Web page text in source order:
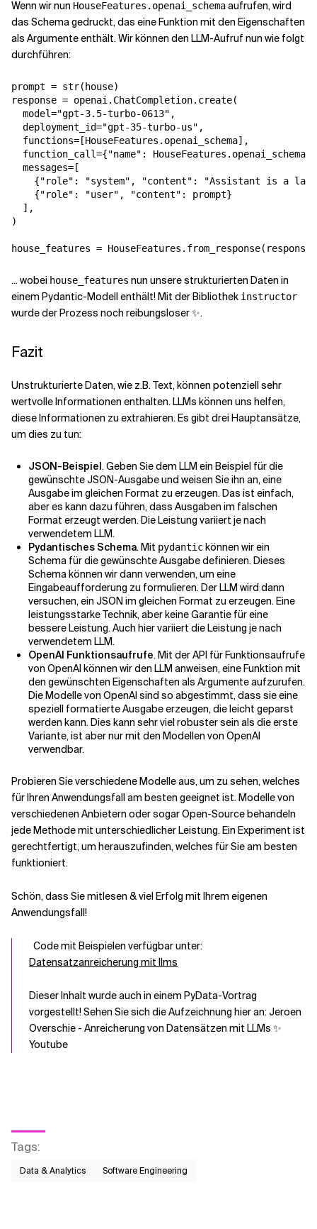
Wenn wir nun HouseFeatures.openai_schemaaufrufen, wird
das Schema gedruckt, das eine Funktion mit den Eigenschaften
als Argumente enthält. Wir können den LLM-Aufruf nun wie folgt
durchführen:
prompt = str(house)
response = openai.ChatCompletion.create(
  model="gpt-3.5-turbo-0613",
  deployment_id="gpt-35-turbo-us",
  functions=[HouseFeatures.openai_schema],
function_call={"name":
  messages=[
{"role": "system", "content": "Assistant is a
    {"role": "user", "content": prompt}
  ],
)
... wobei house_features nun unsere strukturierten Daten in
einem Pydantic-Modell enthält! Mit der Bibliothek instructor
wurde der Prozess noch reibungsloser ✨.
Fazit
Unstrukturierte Daten, wie z.B. Text, können potenziell sehr
wertvolle Informationen enthalten. LLMs können uns helfen,
diese Informationen zu extrahieren. Es gibt drei Hauptansätze,
um dies zu tun:
JSON-Beispiel . Geben Sie dem LLM ein Beispiel für die
gewünschte JSON-Ausgabe und weisen Sie ihn an, eine
Ausgabe im gleichen Format zu erzeugen. Das ist einfach,
aber es kann dazu führen, dass Ausgaben im falschen
Format erzeugt werden. Die Leistung variiert je nach
verwendetem LLM.
Pydantisches Schema. Mit pydantic können wir ein
Schema für die gewünschte Ausgabe definieren. Dieses
Schema können wir dann verwenden, um eine
Eingabeaufforderung zu formulieren. Der LLM wird dann
versuchen, ein JSON im gleichen Format zu erzeugen. Eine
leistungsstarke Technik, aber keine Garantie für eine
bessere Leistung. Auch hier variiert die Leistung je nach
verwendetem LLM.
OpenAI Funktionsaufrufe. Mit der API für Funktionsaufrufe
von OpenAI können wir den LLM anweisen, eine Funktion mit
den gewünschten Eigenschaften als Argumente aufzurufen.
Die Modelle von OpenAI sind so abgestimmt, dass sie eine
speziell formatierte Ausgabe erzeugen, die leicht geparst
werden kann. Dies kann sehr viel robuster sein als die erste
Variante, ist aber nur mit den Modellen von OpenAI
verwendbar.
Probieren Sie verschiedene Modelle aus, um zu sehen, welches
für Ihren Anwendungsfall am besten geeignet ist. Modelle von
verschiedenen Anbietern oder sogar Open-Source behandeln
jede Methode mit unterschiedlicher Leistung. Ein Experiment ist
gerechtfertigt, um herauszufinden, welches für Sie am besten
funktioniert.
Schön, dass Sie mitlesen & viel Erfolg mit Ihrem eigenen
Anwendungsfall!
‍ ‍ Code mit Beispielen verfügbar unter:
Datensatzanreicherung mit llms
Dieser Inhalt wurde auch in einem PyData-Vortrag
vorgestellt! Sehen Sie sich die Aufzeichnung hier an: Jeroen
Overschie - Anreicherung von Datensätzen mit LLMs ✨
Youtube
Tags:
Data & Analytics Software Engineering